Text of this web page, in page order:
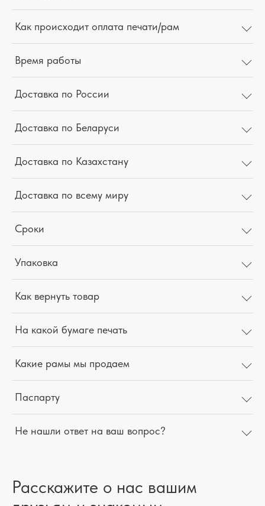
Как происходит оплата печати/рам
Время работы
Доставка по России
Доставка по Беларуси
Доставка по Казахстану
Доставка по всему миру
Сроки
Упаковка
Как вернуть товар
На какой бумаге печать
Какие рамы мы продаем
Паспарту
Не нашли ответ на ваш вопрос?
Расскажите о нас вашим